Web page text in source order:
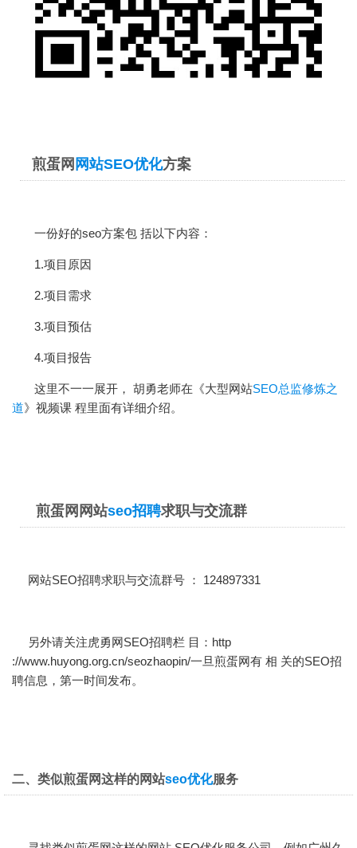
煎蛋网 网站SEO优化方案
一份好的seo方案包 括以下内容：
1.项目原因
2.项目需求
3.项目预估
4.项目报告
这里不一一展开， 胡勇老师在《大型网站SEO总监修炼之
道》视频课 程里面有详细介绍。
煎蛋网网站seo招聘求职与交流群
网站SEO招聘求职与交流群号 ： 124897331
另外请关注虎勇网SEO招聘栏 目： http
://www.huyong.org.cn/seozhaopin/一旦煎蛋网有 相 关的SEO招
聘信息，第一时间发布。
二、类似煎蛋网这样的网站seo优化服务